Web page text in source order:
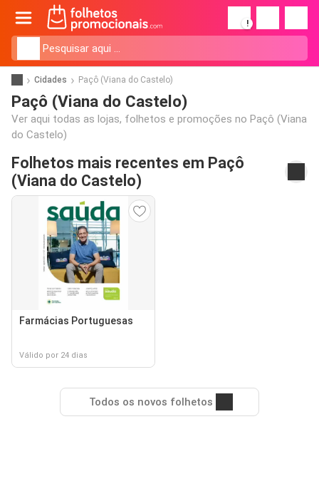
!
Cidades Paçô (Viana do Castelo)
Paçô (Viana do Castelo)
Ver aqui todas as lojas, folhetos e promoções no Paçô (Viana
do Castelo)
Folhetos mais recentes em Paçô
(Viana do Castelo)
Farmácias Portuguesas
Válido por 24 dias
Todos os novos folhetos